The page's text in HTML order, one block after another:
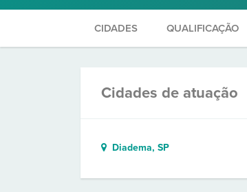
CIDADES QUALIFICAÇÃO
Cidades de atuação
Diadema, SP